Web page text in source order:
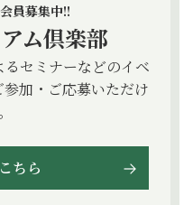
員募集中!!
ム倶楽部
セミナーなどのイベ
加・ご応募いただけ
ちら